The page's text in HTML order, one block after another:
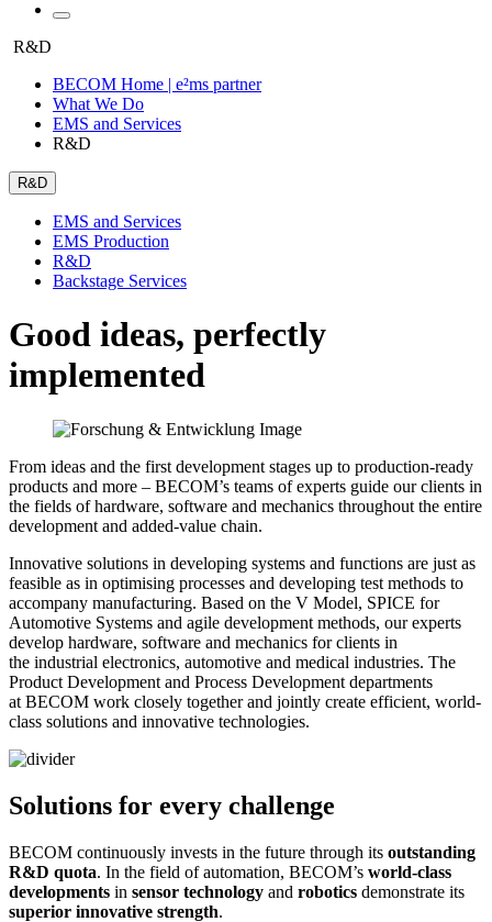
R&D
BECOM Home | e²ms partner
What We Do
EMS and Services
R&D
R&D
EMS and Services
EMS Production
R&D
Backstage Services
Good ideas, perfectly
implemented
From ideas and the first development stages up to production-ready
products and more – BECOM’s teams of experts guide our clients in
the fields of hardware, software and mechanics throughout the entire
development and added-value chain.
Innovative solutions in developing systems and functions are just as
feasible as in optimising processes and developing test methods to
accompany manufacturing. Based on the V Model, SPICE for
Automotive Systems and agile development methods, our experts
develop hardware, software and mechanics for clients in
the industrial electronics, automotive and medical industries. The
Product Development and Process Development departments
at BECOM work closely together and jointly create efficient, world-
class solutions and innovative technologies.
Solutions for every challenge
BECOM continuously invests in the future through its outstanding
R&D quota. In the field of automation, BECOM’s world-class
developments in sensor technology and robotics demonstrate its
superior innovative strength.